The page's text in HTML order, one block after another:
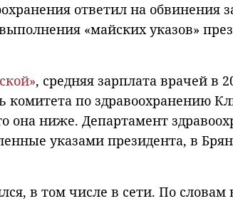
ответил на
«майских указов»
, средняя зарплата врачей в
комитета по здравоохранению
она ниже. Департамент
указами президента, в
в том числе в сети. По